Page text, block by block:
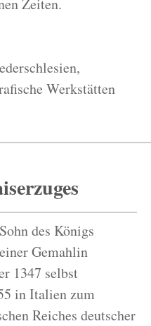
Werkstätten
des Königs
Gemahlin
1347 selbst
in Italien zum
Reiches deutscher